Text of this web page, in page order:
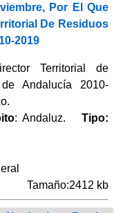
Por El Que
De Residuos
2019
Territorial de
Andalucía 2010-
: Andaluz.Tipo:
Tamaño:2412 kb